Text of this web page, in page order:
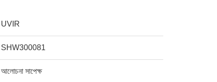
UVIR
SHW300081
আলোচনা সাপেক্ষ